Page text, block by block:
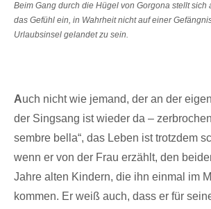
Beim Gang durch die Hügel von Gorgona stellt sich
das Gefühl ein, in Wahrheit nicht auf einer
Urlaubsinsel gelandet zu sein.
Auch nicht wie jemand, der an der
der Singsang ist wieder da –
sembre bella“, das Leben ist trotzdem
wenn er von der Frau erzählt, den
Jahre alten Kindern, die ihn einmal im
kommen. Er weiß auch, dass er für